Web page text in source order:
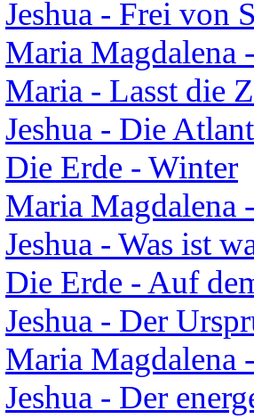
Jeshua - Frei von
Maria Magdalena
Maria - Lasst die
Jeshua - Die
Die Erde - Winter
Maria Magdalena
Jeshua - Was ist
Die Erde - Auf
Jeshua - Der
Maria Magdalena
Jeshua - Der